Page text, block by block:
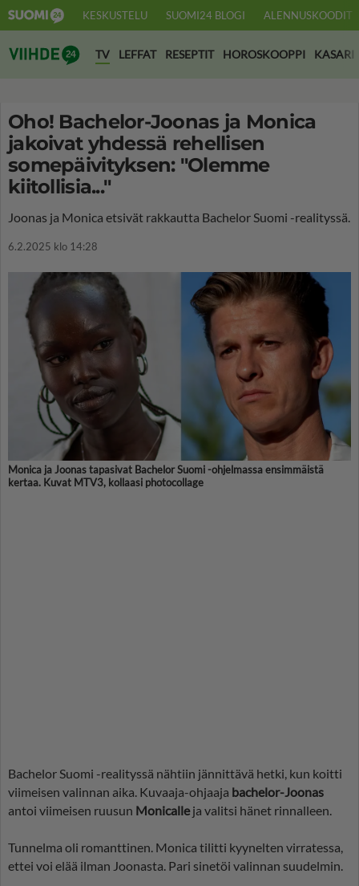
KESKUSTELU SUOMI24 BLOGI ALENNUSKOODIT
Suomi24 Viihde
TV LEFFAT RESEPTIT HOROSKOOPPI KASARI
Oho! Bachelor-Joonas ja Monica
jakoivat yhdessä rehellisen
somepäivityksen: "Olemme
kiitollisia..."
Joonas ja Monica etsivät rakkautta Bachelor Suomi -realityssä.
6.2.2025 klo 14:28
Monica ja Joonas tapasivat Bachelor Suomi -ohjelmassa ensimmäistä
kertaa. Kuvat MTV3, kollaasi photocollage
Bachelor Suomi -realityssä nähtiin jännittävä hetki, kun koitti
viimeisen valinnan aika. Kuvaaja-ohjaaja bachelor-Joonas
antoi viimeisen ruusun Monicalleja valitsi hänet rinnalleen.
Tunnelma oli romanttinen. Monica tilitti kyynelten virratessa,
ettei voi elää ilman Joonasta. Pari sinetöi valinnan suudelmin.